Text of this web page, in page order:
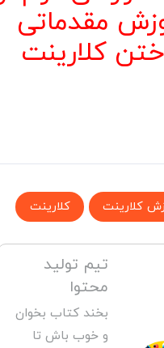
مقدماتی
کلارینت
کلارینت کلارینت
تیم تولید
محتوا
بخند کتاب بخوان
و خوب باش تا